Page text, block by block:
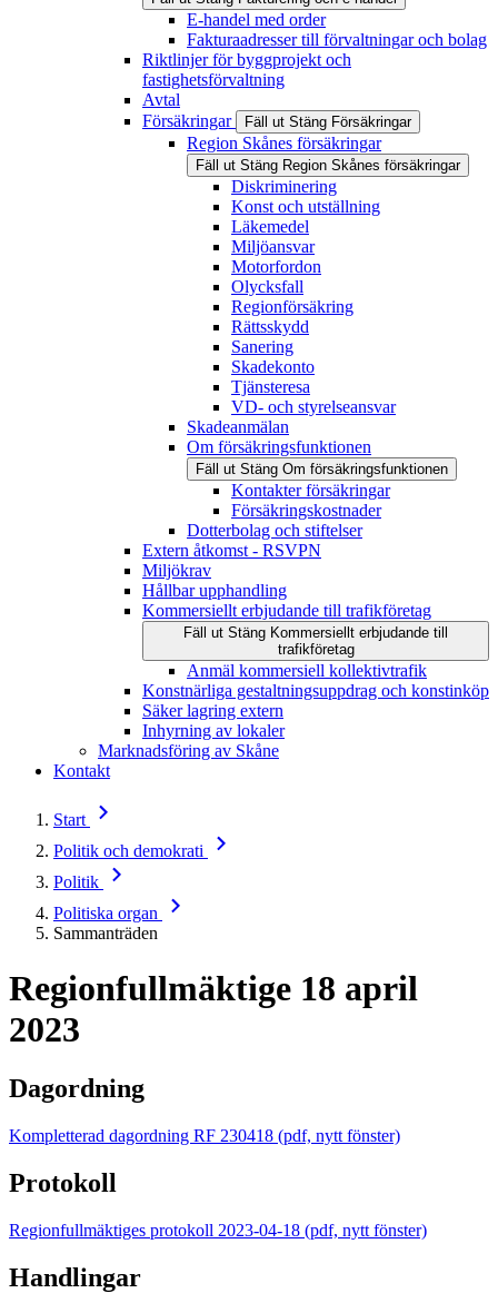
E-handel med order
Fakturaadresser till förvaltningar och bolag
Riktlinjer för byggprojekt och
fastighetsförvaltning
Avtal
Försäkringar
Fäll ut Stäng Försäkringar
Region Skånes försäkringar
Fäll ut Stäng Region Skånes försäkringar
Diskriminering
Konst och utställning
Läkemedel
Miljöansvar
Motorfordon
Olycksfall
Regionförsäkring
Rättsskydd
Sanering
Skadekonto
Tjänsteresa
VD- och styrelseansvar
Skadeanmälan
Om försäkringsfunktionen
Fäll ut Stäng Om försäkringsfunktionen
Kontakter försäkringar
Försäkringskostnader
Dotterbolag och stiftelser
Extern åtkomst - RSVPN
Miljökrav
Hållbar upphandling
Kommersiellt erbjudande till trafikföretag
Fäll ut Stäng Kommersiellt erbjudande till
trafikföretag
Anmäl kommersiell kollektivtrafik
Konstnärliga gestaltningsuppdrag och konstinköp
Säker lagring extern
Inhyrning av lokaler
Marknadsföring av Skåne
Kontakt
Start
Politik och demokrati
Politik
Politiska organ
Sammanträden
Regionfullmäktige 18 april
2023
Dagordning
Kompletterad dagordning RF 230418 (pdf, nytt fönster)
Protokoll
Regionfullmäktiges protokoll 2023-04-18 (pdf, nytt fönster)
Handlingar